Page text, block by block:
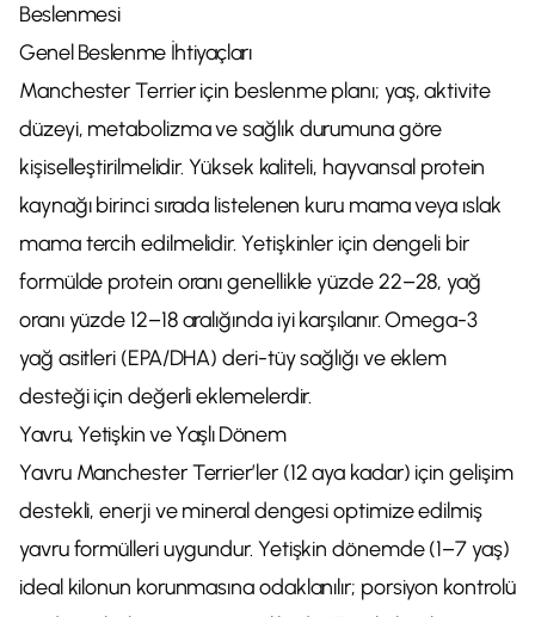
Beslenmesi
Genel Beslenme İhtiyaçları
Manchester Terrier için beslenme planı; yaş, aktivite
düzeyi, metabolizma ve sağlık durumuna göre
kişiselleştirilmelidir. Yüksek kaliteli, hayvansal protein
kaynağı birinci sırada listelenen kuru mama veya ıslak
mama tercih edilmelidir. Yetişkinler için dengeli bir
formülde protein oranı genellikle yüzde 22–28, yağ
oranı yüzde 12–18 aralığında iyi karşılanır. Omega-3
yağ asitleri (EPA/DHA) deri-tüy sağlığı ve eklem
desteği için değerli eklemelerdir.
Yavru, Yetişkin ve Yaşlı Dönem
Yavru Manchester Terrier’ler (12 aya kadar) için gelişim
destekli, enerji ve mineral dengesi optimize edilmiş
yavru formülleri uygundur. Yetişkin dönemde (1–7 yaş)
ideal kilonun korunmasına odaklanılır; porsiyon kontrolü